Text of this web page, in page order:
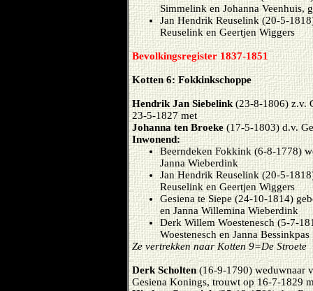
Simmelink en Johanna Veenhuis,
Jan Hendrik Reuselink (20-5-
Reuselink en Geertjen Wiggers
Bevolkingsregister 1837-1851
Kotten 6: Fokkinkschoppe
Hendrik Jan Siebelink(23-8-1806) z.v.
23-5-1827 met
Johanna ten Broeke(17-5-1803) d.v.
Inwonend:
Beerndeken Fokkink (6-8-1778)
Janna Wieberdink
Jan Hendrik Reuselink (20-5-
Reuselink en Geertjen Wiggers
Gesiena te Siepe (24-10-1814)
en Janna Willemina Wieberdink
Derk Willem Woestenesch (5-7-
Woestenesch en Janna Bessinkpas
Ze vertrekken naar Kotten 9=De Stroete
Derk Scholten(16-9-1790) weduwnaar
Gesiena Konings, trouwt op 16-7-1829